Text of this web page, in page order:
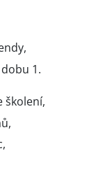
1.
školení,